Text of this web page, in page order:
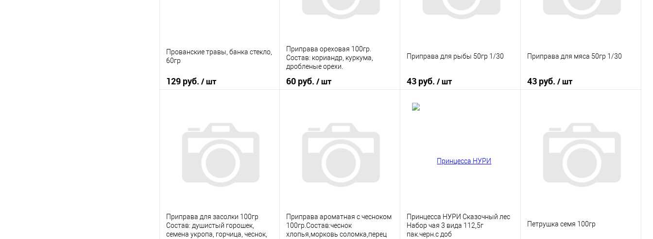
Прованские травы, банка стекло,
60гр
129 руб. / шт
Купить в 1 клик
К сравнению
В избранное
В наличии
Приправа ореховая 100гр.
Состав: кориандр, куркума,
дробленые орехи.
60 руб. / шт
Купить в 1 клик
К сравнению
В избранное
В наличии
Приправа для рыбы 50гр 1/30
43 руб. / шт
Приправа для мяса 50гр 1/30
43 руб. / шт
Купить в 1 клик
К сравнению
В избранное
В наличии
Приправа для засолки 100гр
Состав: душистый горошек,
семена укропа, горчица, чеснок,
Приправа ароматная с чесноком
100гр.Состав:чеснок
хлопья,морковь соломка,перец
Принцесса НУРИ Сказочный лес
Набор чая 3 вида 112,5г
пак.черн.с доб
Петрушка семя 100гр